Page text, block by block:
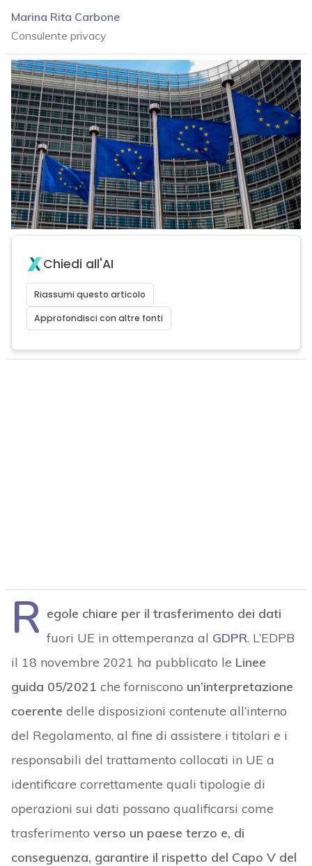
Marina Rita Carbone
Consulente privacy
Chiedi all'AI
Riassumi questo articolo
Approfondisci con altre fonti
R egole chiare per il trasferimento dei dati
fuori UE in ottemperanza al GDPR. L’EDPB
il 18 novembre 2021 ha pubblicato le Linee
guida 05/2021 che forniscono un’interpretazione
coerente delle disposizioni contenute all’interno
del Regolamento, al fine di assistere i titolari e i
responsabili del trattamento collocati in UE a
identificare correttamente quali tipologie di
operazioni sui dati possano qualificarsi come
trasferimento verso un paese terzo e, di
conseguenza, garantire il rispetto del Capo V del